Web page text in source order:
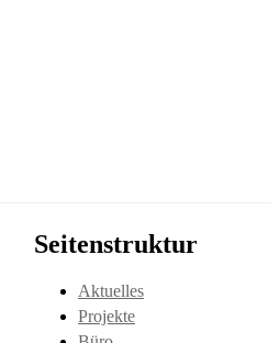
Seitenstruktur
Aktuelles
Projekte